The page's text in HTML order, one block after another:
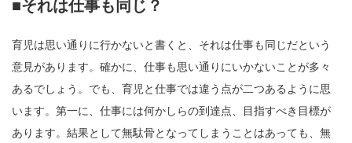
■それは仕事も同じ？
育児は思い通りに行かないと書くと、それは仕事も同じだという
意見があります。確かに、仕事も思い通りにいかないことが多々
あるでしょう。でも、育児と仕事では違う点が二つあるように思
います。第一に、仕事には何かしらの到達点、目指すべき目標が
あります。結果として無駄骨となってしまうことはあっても、無